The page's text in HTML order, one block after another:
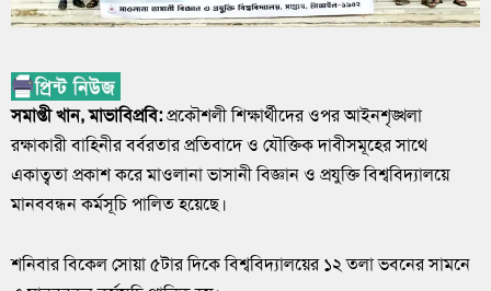
সমাপ্তী খান, মাভাবিপ্রবি:‎প্রকৌশলী শিক্ষার্থীদের ওপর আইনশৃঙ্খলা
রক্ষাকারী বাহিনীর বর্বরতার প্রতিবাদে ও যৌক্তিক দাবীসমূহের সাথে
একাত্বতা প্রকাশ করে মাওলানা ভাসানী বিজ্ঞান ও প্রযুক্তি বিশ্ববিদ্যালয়ে
মানববন্ধন কর্মসূচি পালিত হয়েছে।
শনিবার বিকেল সোয়া ৫টার দিকে বিশ্ববিদ্যালয়ের ১২ তলা ভবনের সামনে